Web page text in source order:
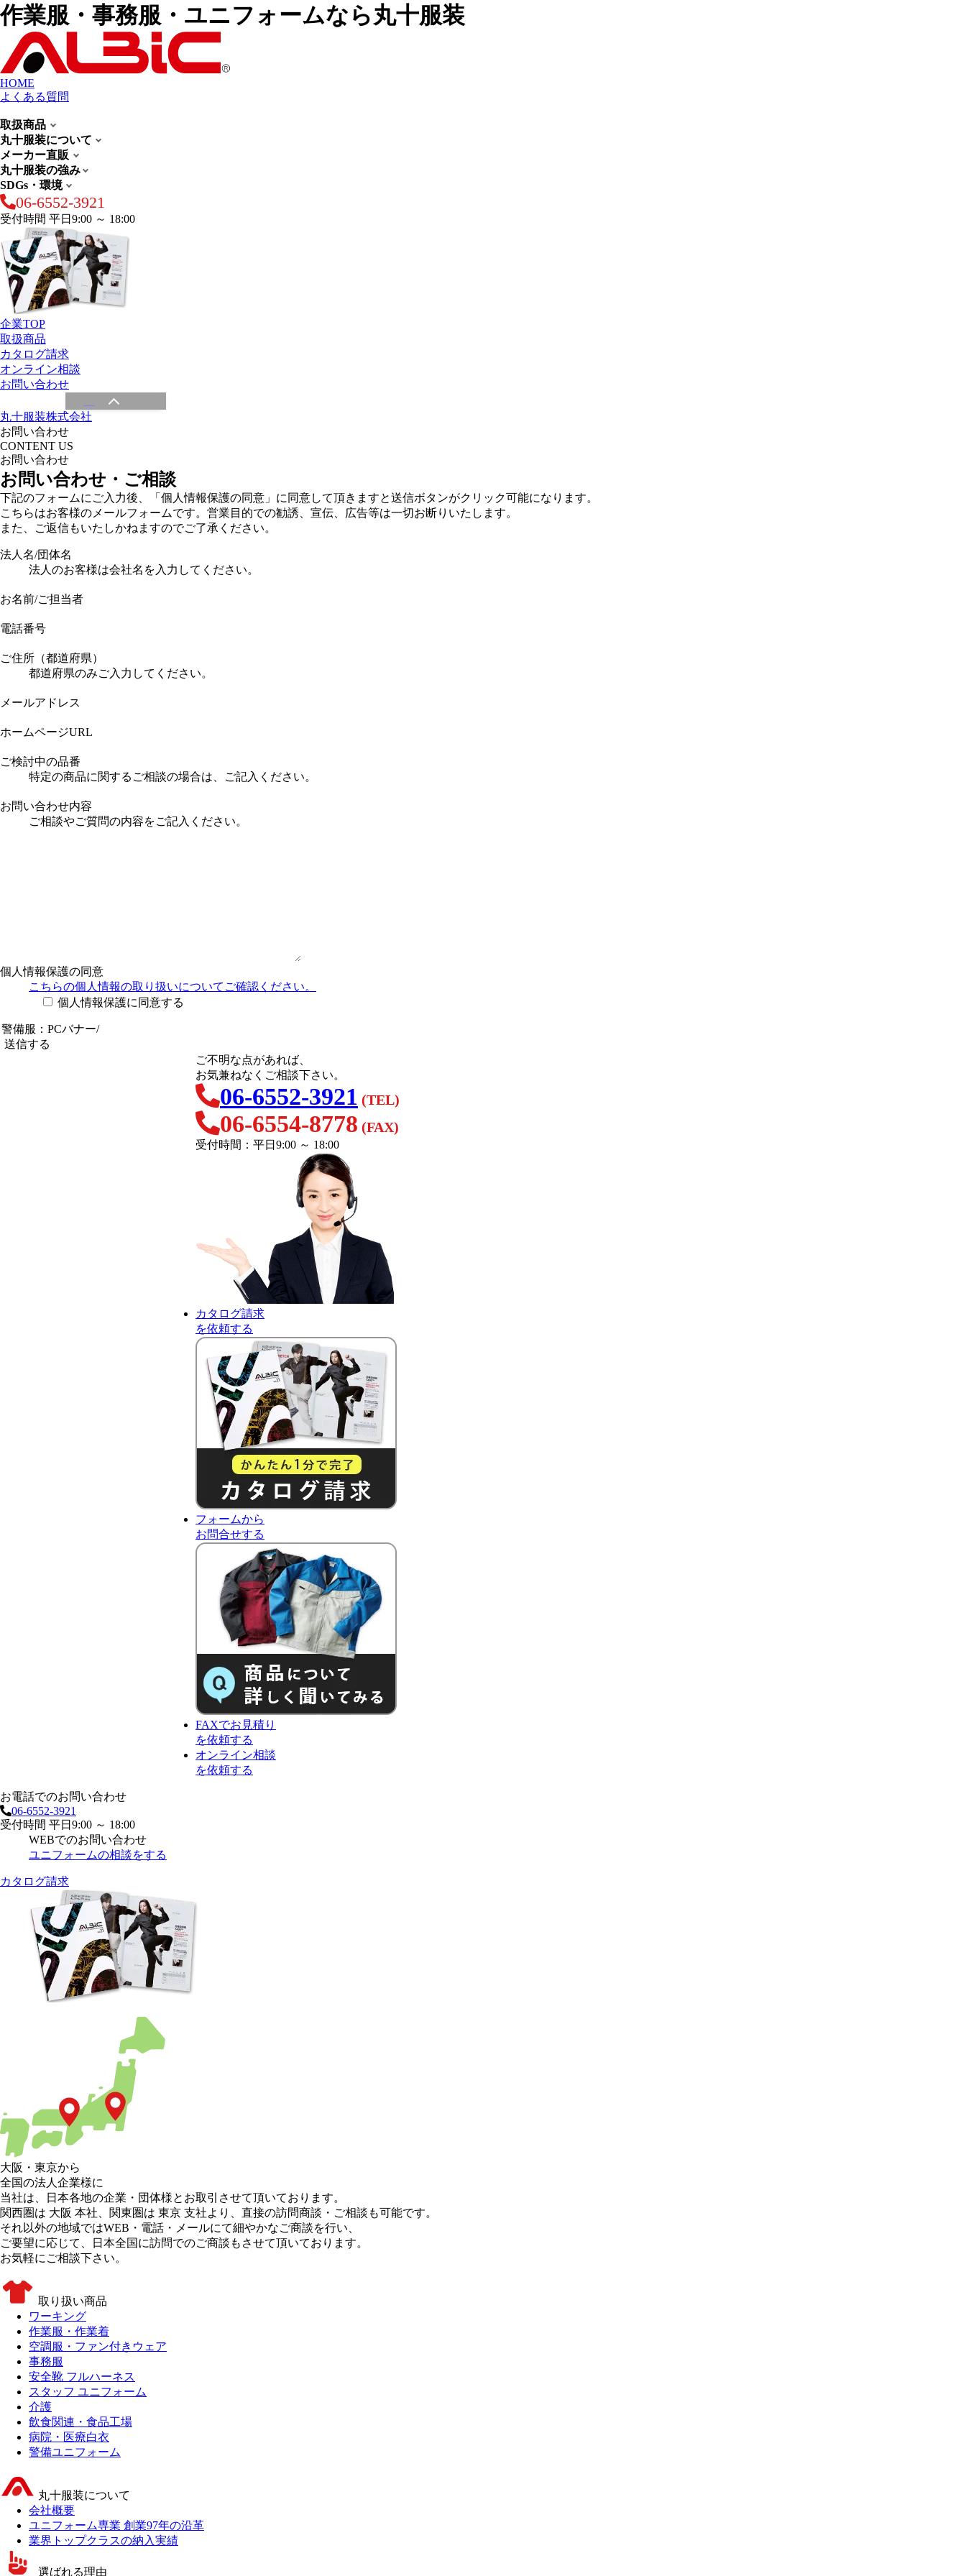
作業服・事務服・ユニフォームなら丸十服装
HOME
よくある質問
取扱商品
丸十服装について
メーカー直販
丸十服装の強み
SDGs・環境
06-6552-3921
受付時間 平日9:00 ～ 18:00
企業TOP
取扱商品
カタログ請求
オンライン相談
お問い合わせ
丸十服装株式会社
お問い合わせ
CONTENT US
お問い合わせ
お問い合わせ・ご相談
下記のフォームにご入力後、「個人情報保護の同意」に同意して頂きますと送信ボタンがクリック可能になります。
こちらはお客様のメールフォームです。営業目的での勧誘、宣伝、広告等は一切お断りいたします。
また、ご返信もいたしかねますのでご了承ください。
法人名/団体名
法人のお客様は会社名を入力してください。
お名前/ご担当者
電話番号
ご住所（都道府県）
都道府県のみご入力してください。
メールアドレス
ホームページURL
ご検討中の品番
特定の商品に関するご相談の場合は、ご記入ください。
お問い合わせ内容
ご相談やご質問の内容をご記入ください。
個人情報保護の同意
こちらの個人情報の取り扱いについてご確認ください。
個人情報保護に同意する
ご不明な点があれば、
お気兼ねなくご相談下さい。
06-6552-3921 (TEL)
06-6554-8778 (FAX)
受付時間：平日9:00 ～ 18:00
カタログ請求
を依頼する
フォームから
お問合せする
FAXでお見積り
を依頼する
オンライン相談
を依頼する
お電話でのお問い合わせ
06-6552-3921
受付時間 平日9:00 ～ 18:00
WEBでのお問い合わせ
ユニフォームの相談をする
カタログ請求
大阪 ・ 東京から
全国の法人企業様に
当社は、日本各地の企業・団体様とお取引させて頂いております。
関西圏は 大阪 本社
関東圏は 東京 支社より、直接の訪問商談・ご相談も可能です。
それ以外の地域ではWEB・電話・メールにて細やかなご商談を行い、
ご要望に応じて、日本全国に訪問でのご商談もさせて頂いております。
お気軽にご相談下さい。
取り扱い商品
ワーキング
作業服・作業着
空調服・ファン付きウェア
事務服
安全靴 フルハーネス
スタッフ ユニフォーム
介護
飲食関連・食品工場
病院・医療白衣
警備ユニフォーム
丸十服装について
会社概要
ユニフォーム専業 創業97年の沿革
業界トップクラスの納入実績
選ばれる理由